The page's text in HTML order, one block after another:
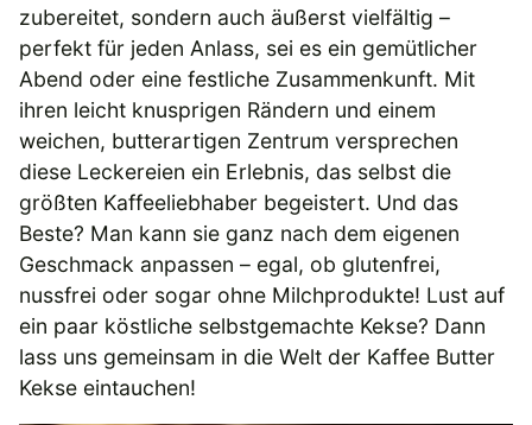
zubereitet, sondern auch äußerst vielfältig –
perfekt für jeden Anlass, sei es ein gemütlicher
Abend oder eine festliche Zusammenkunft. Mit
ihren leicht knusprigen Rändern und einem
weichen, butterartigen Zentrum versprechen
diese Leckereien ein Erlebnis, das selbst die
größten Kaffeeliebhaber begeistert. Und das
Beste? Man kann sie ganz nach dem eigenen
Geschmack anpassen – egal, ob glutenfrei,
nussfrei oder sogar ohne Milchprodukte! Lust auf
ein paar köstliche selbstgemachte Kekse? Dann
lass uns gemeinsam in die Welt der Kaffee Butter
Kekse eintauchen!